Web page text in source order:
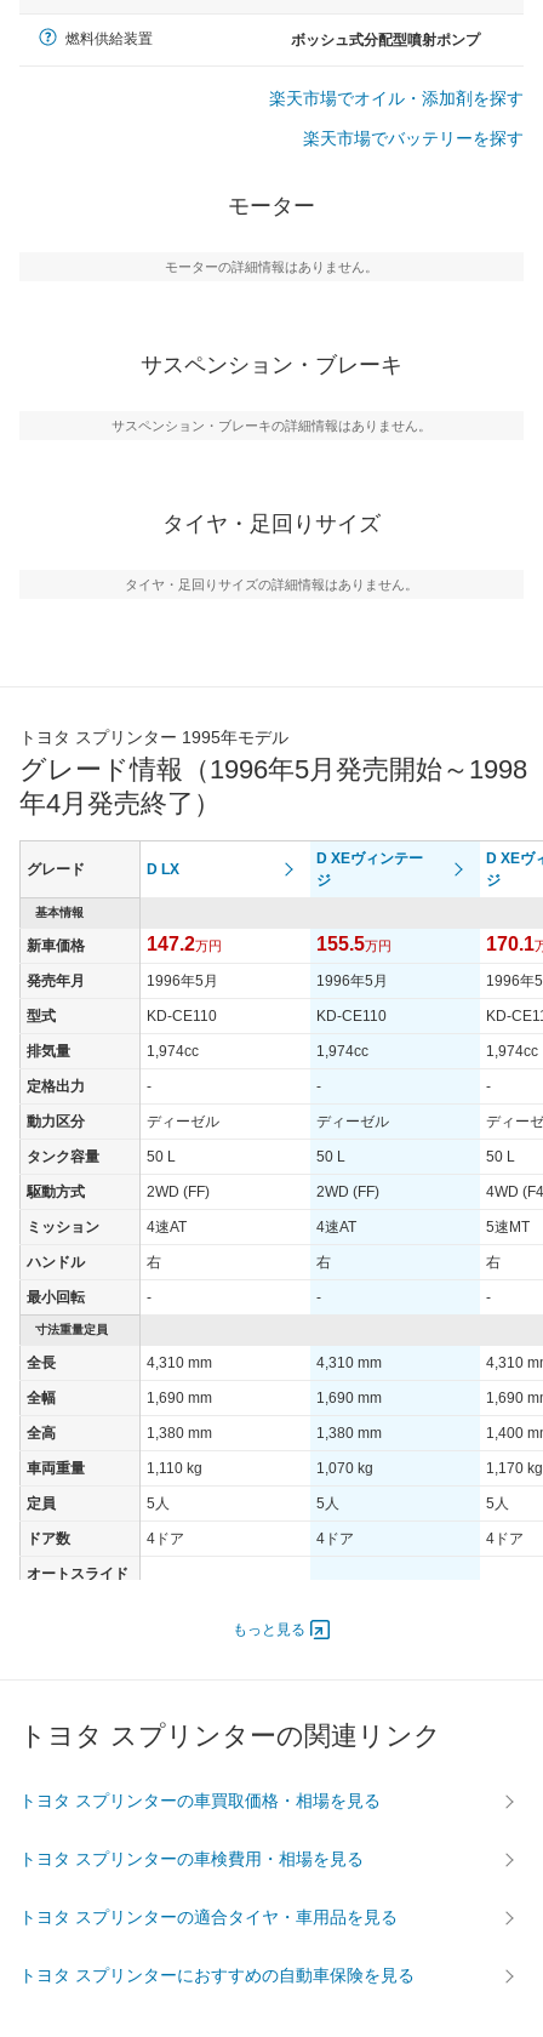
燃料供給装置 ボッシュ式分配型噴射ポンプ
楽天市場でオイル・添加剤を探す
楽天市場でバッテリーを探す
モーター
モーターの詳細情報はありません。
サスペンション・ブレーキ
サスペンション・ブレーキの詳細情報はありません。
タイヤ・足回りサイズ
タイヤ・足回りサイズの詳細情報はありません。
トヨタ スプリンター 1995年モデル
グレード情報（1996年5月発売開始～1998
年4月発売終了）
グレード D LX
D XEヴィンテー
ジ
D XEヴ
ジ
基本情報
新車価格 147.2万円 155.5万円 170.1
発売年月 1996年5月 1996年5月 1996年
型式 KD-CE110 KD-CE110 KD-
排気量 1,974cc 1,974cc 1,974cc
定格出力 - - -
動力区分 ディーゼル ディーゼル ディー
タンク容量 50 L 50 L 50 L
駆動方式 2WD (FF) 2WD (FF) 4WD
ミッション 4速AT 4速AT 5速MT
ハンドル 右 右 右
最小回転 - - -
寸法重量定員
全長 4,310 mm 4,310 mm 4,310
全幅 1,690 mm 1,690 mm 1,690
全高 1,380 mm 1,380 mm 1,400
車両重量 1,110 kg 1,070 kg 1,170 kg
定員 5人 5人 5人
ドア数 4ドア 4ドア 4ドア
オートスライド
過給機 - -
前輪サイズ - -
燃費
WLTC/郊外 - -
もっと見る
トヨタ スプリンターの関連リンク
トヨタ スプリンターの車買取価格・相場を見る
トヨタ スプリンターの車検費用・相場を見る
トヨタ スプリンターの適合タイヤ・車用品を見る
トヨタ スプリンターにおすすめの自動車保険を見る